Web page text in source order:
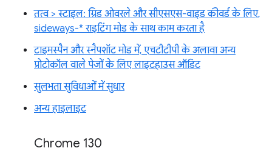
तत्व > स्टाइल: ग्रिड ओवरले और सीएसएस-वाइड कीवर्ड के लिए,
sideways-* राइटिंग मोड के साथ काम करता है
टाइमस्पैन और स्नैपशॉट मोड में, एचटीटीपी के अलावा अन्य
प्रोटोकॉल वाले पेजों के लिए लाइटहाउस ऑडिट
सुलभता सुविधाओं में सुधार
अन्य हाइलाइट
Chrome 130